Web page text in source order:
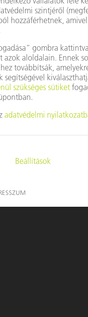
mélységtől